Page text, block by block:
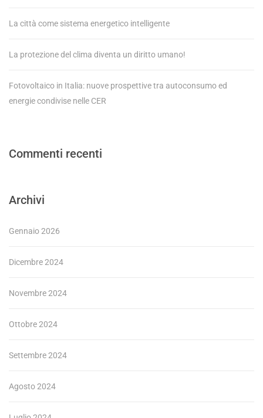
La città come sistema energetico intelligente
La protezione del clima diventa un diritto umano!
Fotovoltaico in Italia: nuove prospettive tra autoconsumo ed
energie condivise nelle CER
Commenti recenti
Archivi
Gennaio 2026
Dicembre 2024
Novembre 2024
Ottobre 2024
Settembre 2024
Agosto 2024